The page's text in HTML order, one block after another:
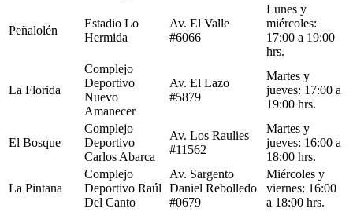
Peñalolén
Estadio Lo
Hermida
Av. El Valle
#6066
Lunes y
miércoles:
17:00 a 19:00
hrs.
La Florida
Complejo
Deportivo
Nuevo
Amanecer
Av. El Lazo
#5879
Martes y
jueves: 17:00 a
19:00 hrs.
El Bosque
Complejo
Deportivo
Carlos Abarca
Av. Los Raulies
#11562
Martes y
jueves: 16:00 a
18:00 hrs.
La Pintana
Complejo
Deportivo Raúl
Del Canto
Av. Sargento
Daniel Rebolledo
#0679
Miércoles y
viernes: 16:00
a 18:00 hrs.